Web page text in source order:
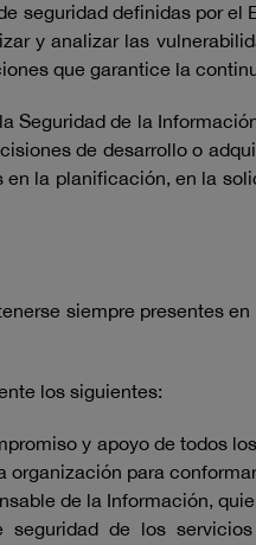
definidas por el
y analizar las
que garantice la
Seguridad de la
de desarrollo o
la planificación, en la
siempre presentes
los siguientes:
y apoyo de todos
para
de la Información,
de los